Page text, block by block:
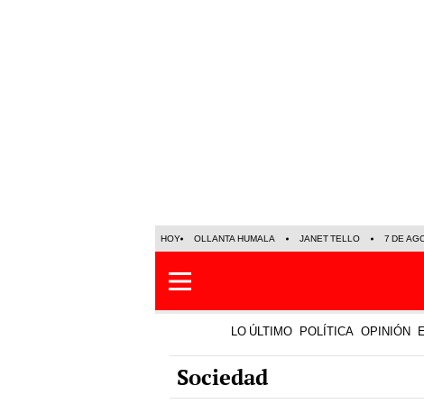
HOY OLLANTA HUMALA JANET TELLO 7 DE
LO ÚLTIMO POLÍTICA OPINIÓN
Sociedad